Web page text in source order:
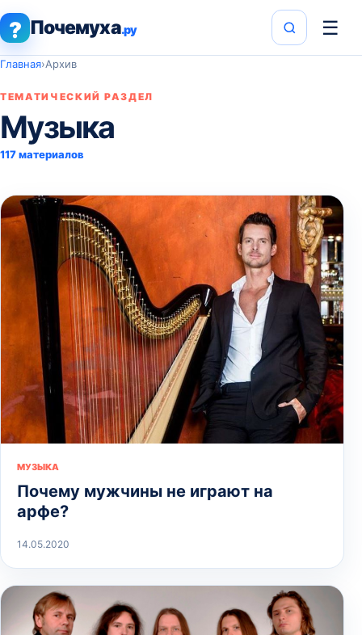
? Почемуха.ру ☰
Главная›Архив
ТЕМАТИЧЕСКИЙ РАЗДЕЛ
Музыка
117 материалов
МУЗЫКА
Почему мужчины не играют на
арфе?
14.05.2020